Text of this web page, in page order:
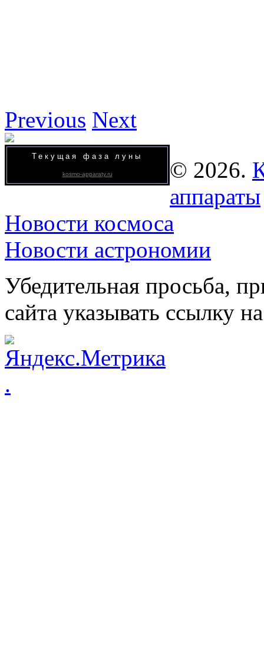
Previous Next
Текущая фаза луны
kosmo-apparaty.ru © 2026.
аппараты
Новости космоса
Новости астрономии
Убедительная просьба,
сайта указывать ссылку
.